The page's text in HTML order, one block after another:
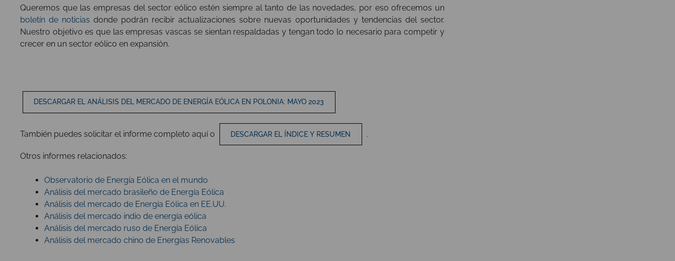
Queremos que las empresas del sector eólico estén siempre al tanto de las novedades, por eso ofrecemos un
boletín de noticias donde podrán recibir actualizaciones sobre nuevas oportunidades y tendencias del sector.
Nuestro objetivo es que las empresas vascas se sientan respaldadas y tengan todo lo necesario para competir y
crecer en un sector eólico en expansión.
DESCARGAR EL ANÁLISIS DEL MERCADO DE ENERGÍA EÓLICA EN POLONIA: MAYO 2023
También puedes solicitar el informe completo aquí o DESCARGAR EL ÍNDICE Y RESUMEN .
Otros informes relacionados:
Observatorio de Energía Eólica en el mundo
Análisis del mercado brasileño de Energía Eólica
Análisis del mercado de Energía Eólica en EE.UU.
Análisis del mercado indio de energía eólica
Análisis del mercado ruso de Energía Eólica
Análisis del mercado chino de Energías Renovables